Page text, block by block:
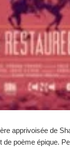
apprivoisée de
de poème épique.